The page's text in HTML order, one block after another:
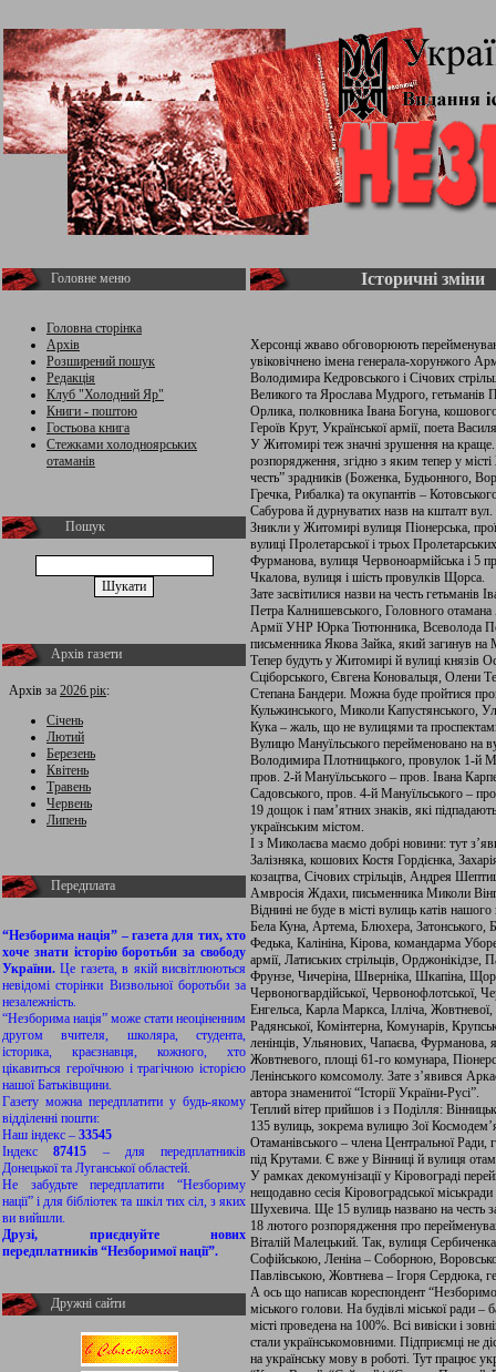
Головне меню
Головна сторінка
Архів
Розширений пошук
Редакція
Клуб "Холодний Яр"
Книги - поштою
Гостьова книга
Стежками холодноярських
отаманів
Пошук
Архів газети
Архів за 2026 рік:
Січень
Лютий
Березень
Квітень
Травень
Червень
Липень
Передплата
“Незборима нація” – газета для тих, хто
хоче знати історію боротьби за свободу
України.Це газета, в якій висвітлюються
невідомі сторінки Визвольної боротьби за
незалежність.
“Незборима нація” може стати неоціненним
другом вчителя, школяра, студента,
історика, краєзнавця, кожного, хто
цікавиться героїчною і трагічною історією
нашої Батьківщини.
Газету можна передплатити у будь-якому
відділенні пошти:
Наш індекс – 33545
Індекс87415 – для передплатників
Донецької та Луганської областей.
Не забудьте передплатити “Незбориму
нації” і для бібліотек та шкіл тих сіл, з яких
ви вийшли.
Друзі, приєднуйте нових
передплатників “Незборимої нації”.
Дружні сайти
Історичні зміни
Херсонці жваво обговорюють
увіковічнено імена генерала-хорунжого
Володимира Кедровського і Січових
Великого та Ярослава Мудрого,
Орлика, полковника Івана Богуна,
Героїв Крут, Української армії, поета
У Житомирі теж значні зрушення на
розпорядження, згідно з яким тепер у
честь” зрадників (Боженка, Будьонного,
Гречка, Рибалка) та окупантів –
Сабурова й дурнуватих назв на кшталт
Зникли у Житомирі вулиця Піонерська,
вулиці Пролетарської і трьох
Фурманова, вулиця Червоноармійська і 5
Чкалова, вулиця і шість провулків Щорса.
Зате засвітилися назви на честь
Петра Калнишевського, Головного
Армії УНР Юрка Тютюнника, Всеволода
письменника Якова Зайка, який загинув на
Тепер будуть у Житомирі й вулиці князів
Сціборського, Євгена Коновальця, Олени
Степана Бандери. Можна буде пройтися
Кульжинського, Миколи Капустянського,
Кука – жаль, що не вулицями та
Вулицю Мануїльського перейменовано на
Володимира Плотницького, провулок 1-й
пров. 2-й Мануїльського – пров. Івана
Садовського, пров. 4-й Мануїльського –
19 дощок і пам’ятних знаків, які
українським містом.
І з Миколаєва маємо добрі новини: тут
Залізняка, кошових Костя Гордієнка,
козацтва, Січових стрільців, Андрея
Амвросія Ждахи, письменника Миколи
Віднині не буде в місті вулиць катів
Бела Куна, Артема, Блюхера, Затонського,
Федька, Калініна, Кірова, командарма
армії, Латиських стрільців,
Фрунзе, Чичеріна, Шверніка, Шкапіна,
Червоногвардійської, Червонофлотської,
Енгельса, Карла Маркса, Ілліча,
Радянської, Комінтерна, Комунарів,
ленінців, Ульянових, Чапаєва, Фурманова,
Жовтневого, площі 61-го комунара,
Ленінського комсомолу. Зате з’явився
автора знаменитої “Історії України-Русі”.
Теплий вітер прийшов і з Поділля:
135 вулиць, зокрема вулицю Зої
Отаманівського – члена Центральної Ради,
під Крутами. Є вже у Вінниці й вулиця
У рамках декомунізації у Кіровограді
нещодавно сесія Кіровоградської
Шухевича. Ще 15 вулиць названо на честь
18 лютого розпорядження про
Віталій Малецький. Так, вулиця
Софійською, Леніна – Соборною,
Павлівською, Жовтнева – Ігоря Сердюка,
А ось що написав кореспондент
міського голови. На будівлі міської ради
місті проведена на 100%. Всі вивіски і
стали українськомовними. Підприємці не
на українську мову в роботі. Тут працює